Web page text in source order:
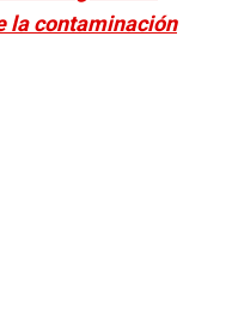
la contaminación